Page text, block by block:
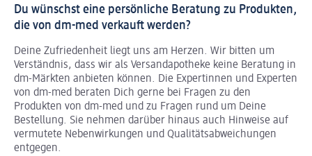
Du wünschst eine persönliche Beratung zu Produkten,
die von dm-med verkauft werden?
Deine Zufriedenheit liegt uns am Herzen. Wir bitten um
Verständnis, dass wir als Versandapotheke keine Beratung in
dm-Märkten anbieten können. Die Expertinnen und Experten
von dm-med beraten Dich gerne bei Fragen zu den
Produkten von dm-med und zu Fragen rund um Deine
Bestellung. Sie nehmen darüber hinaus auch Hinweise auf
vermutete Nebenwirkungen und Qualitätsabweichungen
entgegen.